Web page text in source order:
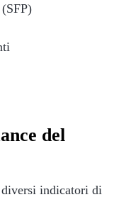
del
indicatori di